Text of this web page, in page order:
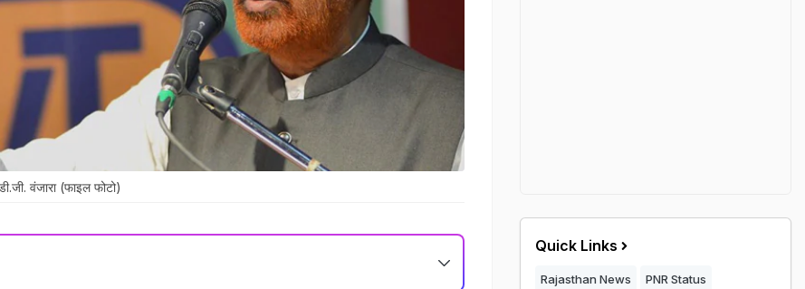
वंजारा (फाइल फोटो)
Quick Links
Rajasthan News PNR Status